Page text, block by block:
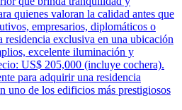
quienes valoran la calidad antes que
empresarios, diplomáticos o
residencia exclusiva en una ubicación
excelente iluminación y
US$ 205,000 (incluye cochera).
para adquirir una residencia
uno de los edificios más prestigiosos